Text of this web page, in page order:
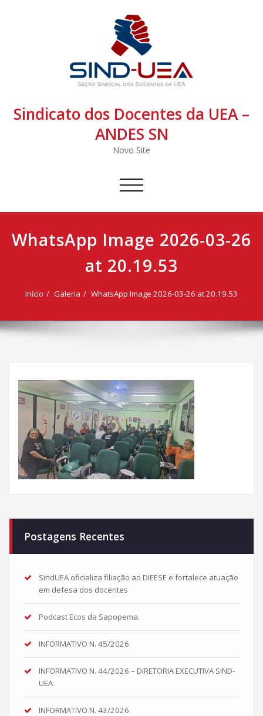
Sindicato dos Docentes da UEA –
ANDES SN
Novo Site
Alternar
WhatsApp Image 2026-03-26
at 20.19.53
Início Galeria WhatsApp Image 2026-03-26 at 20.19.53
Postagens Recentes
SindUEA oficializa filiação ao DIEESE e fortalece atuação
em defesa dos docentes
Podcast Ecos da Sapopema.
INFORMATIVO N. 45/2026
INFORMATIVO N. 44/2026 – DIRETORIA EXECUTIVA SIND-
UEA
INFORMATIVO N. 43/2026